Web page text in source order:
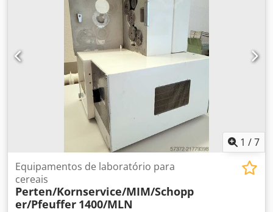
1 /7
Equipamentos de laboratório para
cereais
Perten/Kornservice/MIM/Schopp
er/Pfeuffer 1400/MLN